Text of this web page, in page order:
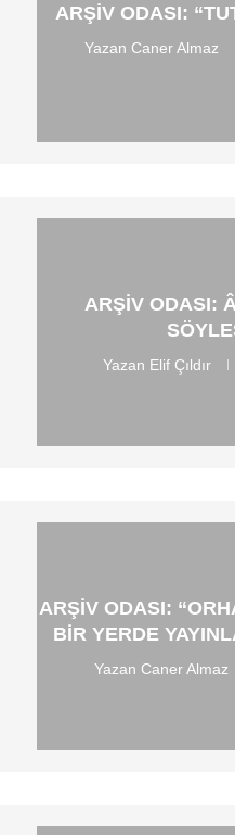
ARŞIV ODASI:
Yazan Caner Almaz
ARŞIV ODASI:
Yazan Elif Çıldır
ARŞIV ODASI:
BIR YERDE
Yazan Caner Almaz